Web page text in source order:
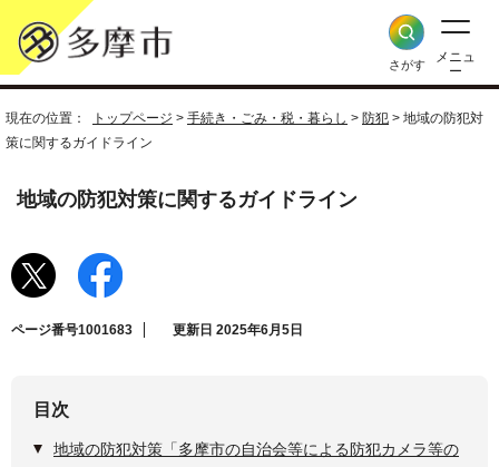
さがす
メニュ
ー
現在の位置： トップページ > 手続き・ごみ・税・暮らし > 防犯 > 地域の防犯対
策に関するガイドライン
地域の防犯対策に関するガイドライン
ページ番号1001683 更新日 2025年6月5日
目次
地域の防犯対策「多摩市の自治会等による防犯カメラ等の